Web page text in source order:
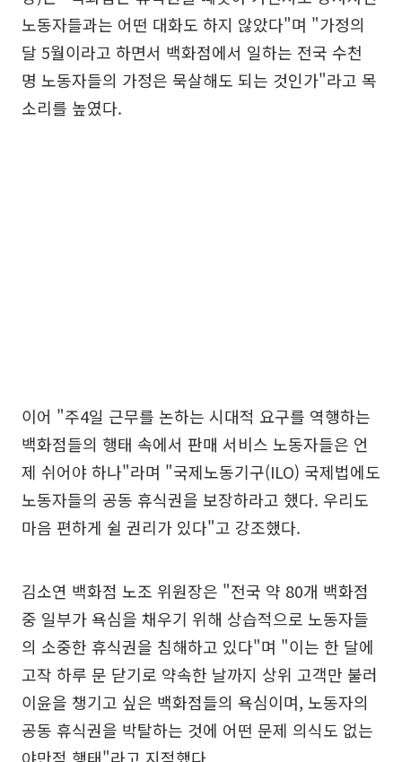
노동자들과는 어떤 대화도 하지 않았다"며 "가정의
달 5월이라고 하면서 백화점에서 일하는 전국 수천
명 노동자들의 가정은 묵살해도 되는 것인가"라고 목
소리를 높였다.
이어 "주4일 근무를 논하는 시대적 요구를 역행하는
백화점들의 행태 속에서 판매 서비스 노동자들은 언
제 쉬어야 하나"라며 "국제노동기구(ILO) 국제법에도
노동자들의 공동 휴식권을 보장하라고 했다. 우리도
마음 편하게 쉴 권리가 있다"고 강조했다.
김소연 백화점 노조 위원장은 "전국 약 80개 백화점
중 일부가 욕심을 채우기 위해 상습적으로 노동자들
의 소중한 휴식권을 침해하고 있다"며 "이는 한 달에
고작 하루 문 닫기로 약속한 날까지 상위 고객만 불러
이윤을 챙기고 싶은 백화점들의 욕심이며, 노동자의
공동 휴식권을 박탈하는 것에 어떤 문제 의식도 없는